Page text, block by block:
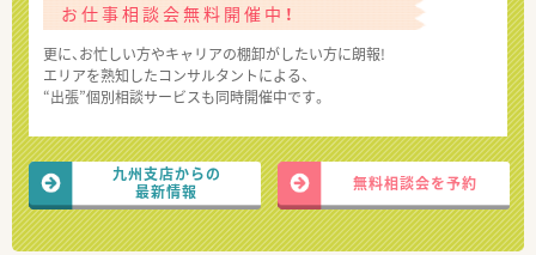
お仕事相談会無料開催中！
更に、お忙しい方やキャリアの棚卸がしたい方に朗報!
エリアを熟知したコンサルタントによる、
“出張”個別相談サービスも同時開催中です。
九州支店からの
最新情報
無料相談会を予約